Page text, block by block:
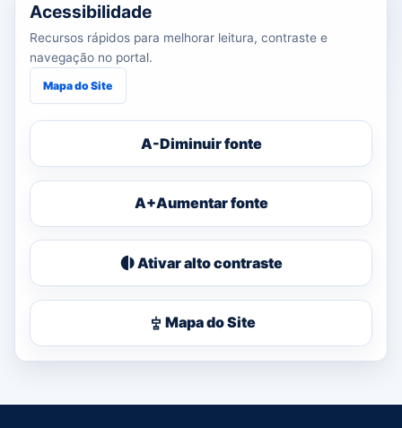
Acessibilidade
Recursos rápidos para melhorar leitura, contraste e
navegação no portal.
Mapa do Site
A-Diminuir fonte
A+Aumentar fonte
Ativar alto contraste
Mapa do Site